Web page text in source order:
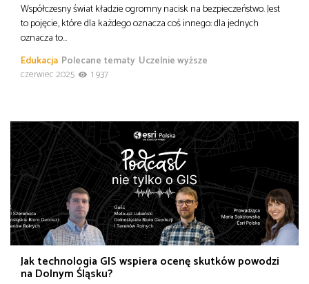
Współczesny świat kładzie ogromny nacisk na bezpieczeństwo. Jest
to pojęcie, które dla każdego oznacza coś innego: dla jednych
oznacza to…
Edukacja Polecane tematy Uczelnie wyższe
czerwiec 2025
1 937
Jak technologia GIS wspiera ocenę skutków powodzi
na Dolnym Śląsku?